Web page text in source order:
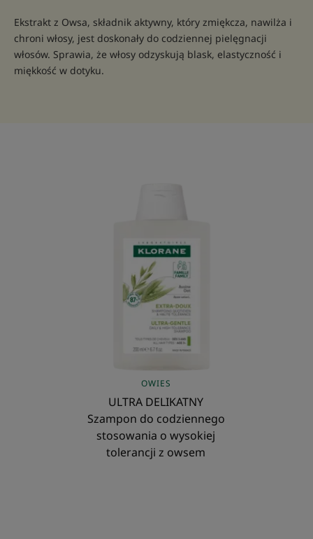
Ekstrakt z Owsa, składnik aktywny, który zmiękcza, nawilża i
chroni włosy, jest doskonały do codziennej pielęgnacji
włosów. Sprawia, że włosy odzyskują blask, elastyczność i
miękkość w dotyku.
stosowania
wysokiej
tolerancji
z
owsem
OWIES
ULTRA DELIKATNY
Szampon do codziennego
stosowania o wysokiej
tolerancji z owsem